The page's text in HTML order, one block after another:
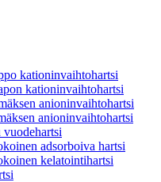
kationinvaihtohartsi
kationinvaihtohartsi
anioninvaihtohartsi
anioninvaihtohartsi
vuodehartsi
adsorboiva hartsi
kelatointihartsi